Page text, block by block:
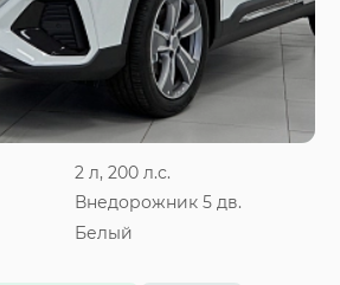
2 л, 200 л.с.
Внедорожник 5 дв.
Белый